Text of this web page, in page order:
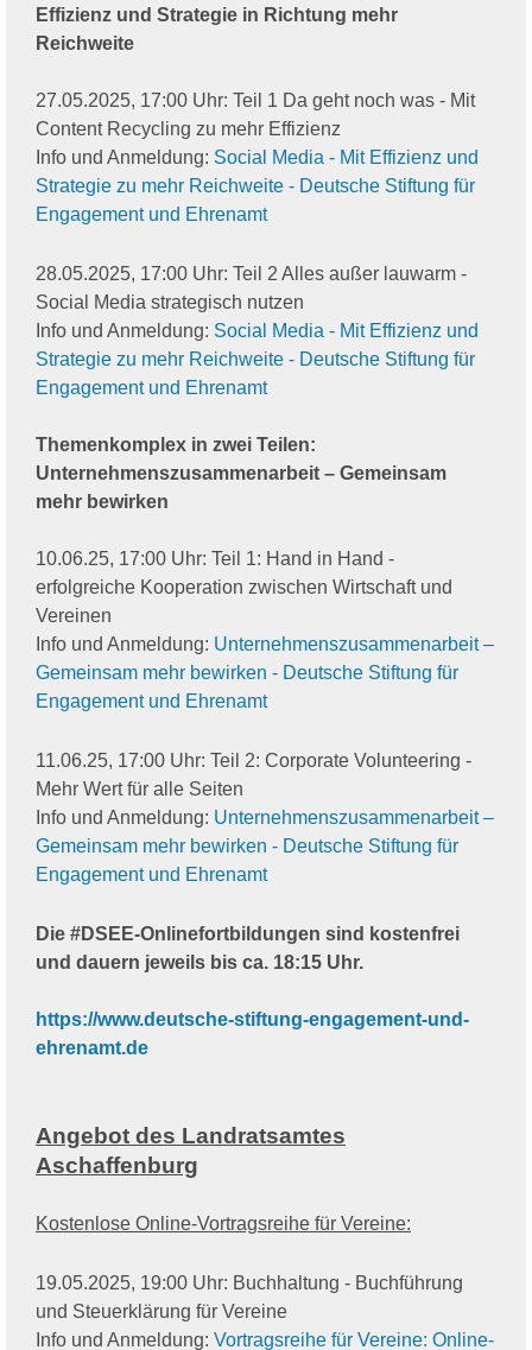
Effizienz und Strategie in Richtung mehr
Reichweite
27.05.2025, 17:00 Uhr: Teil 1 Da geht noch was - Mit
Content Recycling zu mehr Effizienz
Info und Anmeldung: Social Media - Mit Effizienz und
Strategie zu mehr Reichweite - Deutsche Stiftung für
Engagement und Ehrenamt
28.05.2025, 17:00 Uhr: Teil 2 Alles außer lauwarm -
Social Media strategisch nutzen
Info und Anmeldung: Social Media - Mit Effizienz und
Strategie zu mehr Reichweite - Deutsche Stiftung für
Engagement und Ehrenamt
Themenkomplex in zwei Teilen:
Unternehmenszusammenarbeit – Gemeinsam
mehr bewirken
10.06.25, 17:00 Uhr: Teil 1: Hand in Hand -
erfolgreiche Kooperation zwischen Wirtschaft und
Vereinen
Info und Anmeldung: Unternehmenszusammenarbeit –
Gemeinsam mehr bewirken - Deutsche Stiftung für
Engagement und Ehrenamt
11.06.25, 17:00 Uhr: Teil 2: Corporate Volunteering -
Mehr Wert für alle Seiten
Info und Anmeldung: Unternehmenszusammenarbeit –
Gemeinsam mehr bewirken - Deutsche Stiftung für
Engagement und Ehrenamt
Die #DSEE-Onlinefortbildungen sind kostenfrei
und dauern jeweils bis ca. 18:15 Uhr.
https://www.deutsche-stiftung-engagement-und-
ehrenamt.de
Angebot des Landratsamtes
Aschaffenburg
Kostenlose Online-Vortragsreihe für Vereine:
19.05.2025, 19:00 Uhr: Buchhaltung - Buchführung
und Steuerklärung für Vereine
Info und Anmeldung: Vortragsreihe für Vereine: Online-